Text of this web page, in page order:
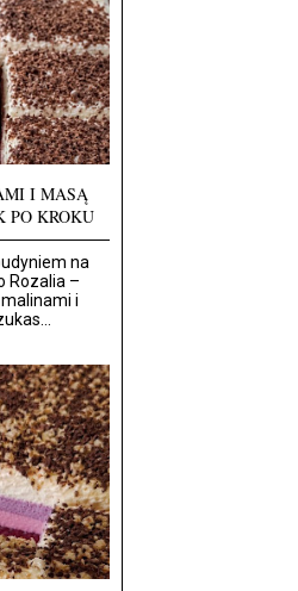
I MASĄ
PO KROKU
na
Rozalia –
i